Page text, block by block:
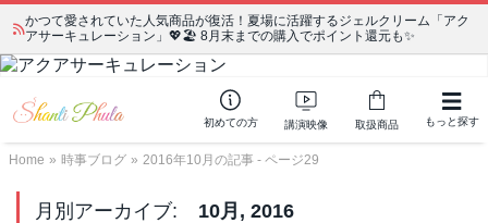
かつて愛されていた人気商品が復活！夏場に活躍するジェルクリーム「アク
アサーキュレーション」💖🏖️ 8月末までの購入でポイント還元も✨
初めての方 講演映像 取扱商品 もっと探す
Home » 時事ブログ » 2016年10月の記事 - ページ29
月別アーカイブ: 10月, 2016